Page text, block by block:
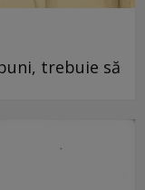
trebuie să